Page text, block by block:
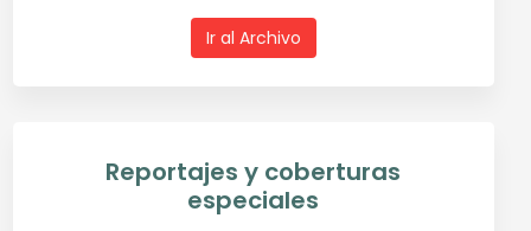
Ir al Archivo
Reportajes y coberturas
especiales